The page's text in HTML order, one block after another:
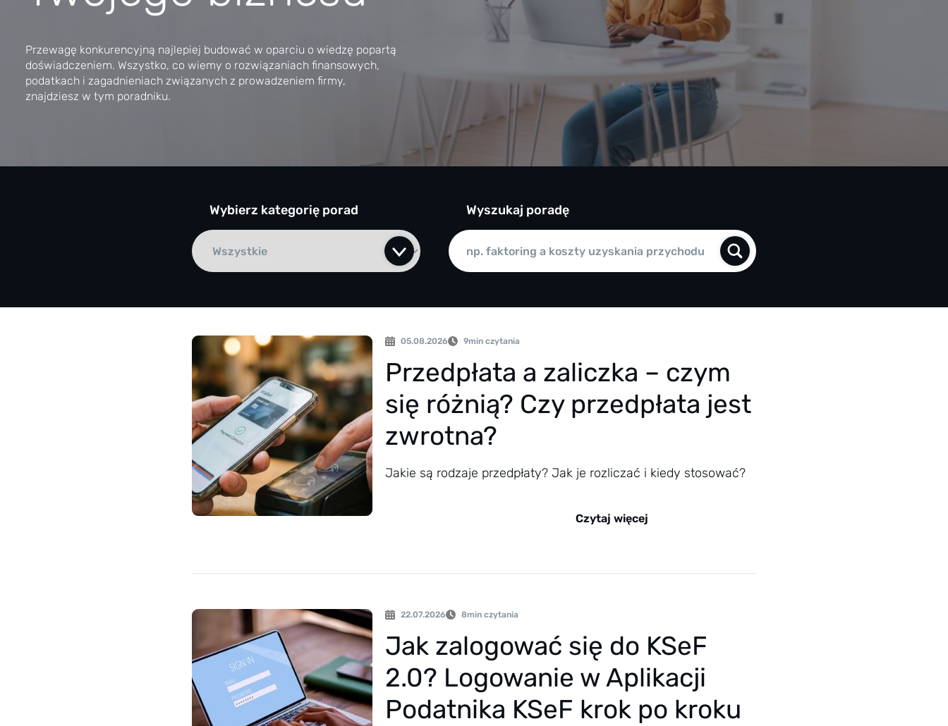
Przewagę konkurencyjną najlepiej budować w oparciu o wiedzę popartą
doświadczeniem. Wszystko, co wiemy o rozwiązaniach finansowych,
podatkach i zagadnieniach związanych z prowadzeniem firmy,
znajdziesz w tym poradniku.
Wybierz kategorię porad Wyszukaj poradę
05.08.2026 9min czytania
Przedpłata a zaliczka – czym
się różnią? Czy przedpłata jest
zwrotna?
Jakie są rodzaje przedpłaty? Jak je rozliczać i kiedy stosować?
Czytaj więcej
22.07.2026 8min czytania
Jak zalogować się do KSeF
2.0? Logowanie w Aplikacji
Podatnika KSeF krok po kroku